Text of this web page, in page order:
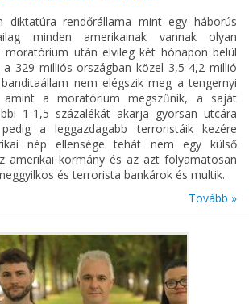
diktatúra rendőrállama mint egy háborús
minden amerikainak vannak olyan
moratórium után elvileg két hónapon belül
329 milliós országban közel 3,5-4,2 millió
nem elégszik meg a tengernyi
amint a moratórium megszűnik, a saját
1-1,5 százalékát akarja gyorsan utcára
a leggazdagabb terroristáik kezére
nép ellensége tehát nem egy külső
amerikai kormány és az azt folyamatosan
és terrorista bankárok és multik.
Tovább »